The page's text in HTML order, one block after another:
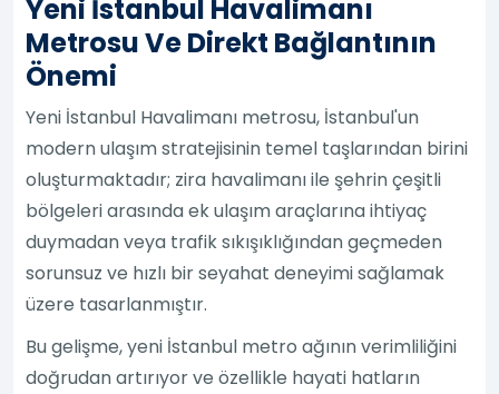
Yeni İstanbul Havalimanı
Metrosu Ve Direkt Bağlantının
Önemi
Yeni İstanbul Havalimanı metrosu, İstanbul'un
modern ulaşım stratejisinin temel taşlarından birini
oluşturmaktadır; zira havalimanı ile şehrin çeşitli
bölgeleri arasında ek ulaşım araçlarına ihtiyaç
duymadan veya trafik sıkışıklığından geçmeden
sorunsuz ve hızlı bir seyahat deneyimi sağlamak
üzere tasarlanmıştır.
Bu gelişme, yeni İstanbul metro ağının verimliliğini
doğrudan artırıyor ve özellikle hayati hatların